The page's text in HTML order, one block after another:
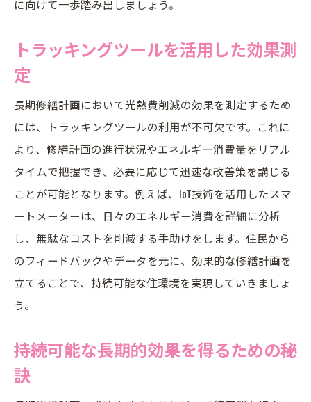
建物評価の向上に繋がる省エネ施策
専門家の知見でリスクを最小化する
に向けて一歩踏み出しましょう。
トラッキングツールを活用した効果測
定
長期修繕計画において光熱費削減の効果を測定するため
には、トラッキングツールの利用が不可欠です。これに
より、修繕計画の進行状況やエネルギー消費量をリアル
タイムで把握でき、必要に応じて迅速な改善策を講じる
ことが可能となります。例えば、IoT技術を活用したスマ
ートメーターは、日々のエネルギー消費を詳細に分析
し、無駄なコストを削減する手助けをします。住民から
のフィードバックやデータを元に、効果的な修繕計画を
立てることで、持続可能な住環境を実現していきましょ
う。
持続可能な長期的効果を得るための秘
訣